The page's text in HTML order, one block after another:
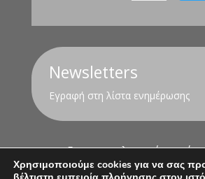
Newsletters
Εγραφή στη λίστα ενημέρωσης
Για τον υπολογισμό της
Χρησιμοποιούμε cookies για να σας